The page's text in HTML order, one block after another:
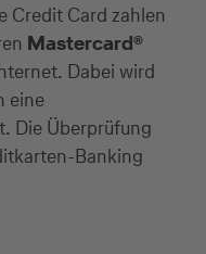
Credit Card zahlen
Mastercard®
Dabei wird
eine
Die Überprüfung
Banking